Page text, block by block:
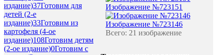
издание)37Готовим для
детей (2-е
издание)33Готовим из
картофеля (4-ое
издание)108Готовим детям
(2-ое издание)0Готовим с
Изображение №723151
Изображение №723146
Всего: 21 изображение